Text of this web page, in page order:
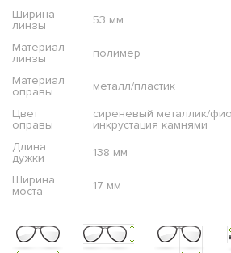
Ширина
линзы
53 мм
Материал
линзы
полимер
Материал
оправы
металл/пластик
Цвет
оправы
сиреневый металлик/
инкрустация камнями
Длина
дужки
138 мм
Ширина
моста
17 мм